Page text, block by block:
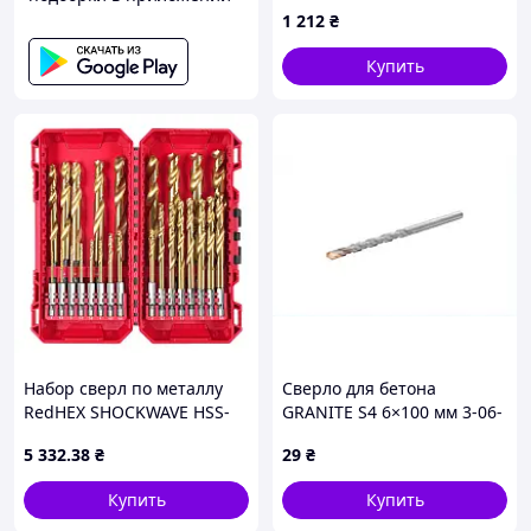
1 212 ₴
Купить
Набор сверл по металлу
RedHEX SHOCKWAVE HSS-
25 шт в пластиковом кейсе
Milwaukee 4932500420
5 332.38 ₴
Купить
Сверло для бетона
GRANITE S4 6×100 мм 3-06-
29 ₴
Купить